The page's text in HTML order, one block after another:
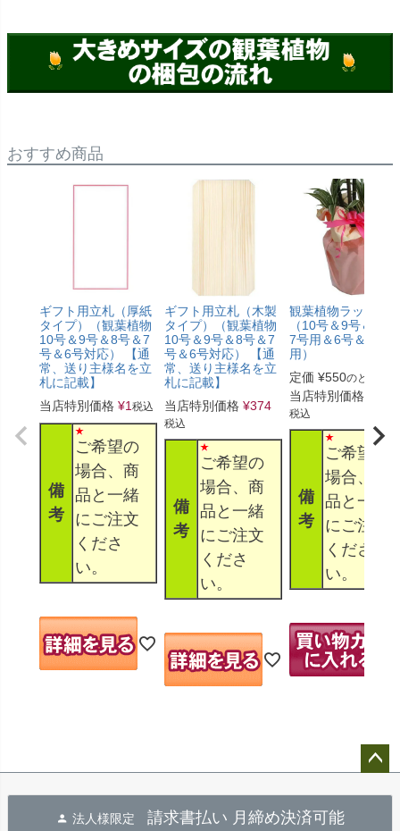
おすすめ商品
ギフト用立札（厚紙
タイプ）（観葉植物
10号＆9号＆8号＆7
号＆6号対応） 【通
常、送り主様名を立
札に記載】
当店特別価格 ¥1 税込
備
考
ご希望の
場合、商
品と一緒
にご注文
くださ
い。
ギフト用立札（木製
タイプ）（観葉植物
10号＆9号＆8号＆7
号＆6号対応） 【通
常、送り主様名を立
札に記載】
当店特別価格 ¥374
税込
備
考
ご希望の
場合、商
品と一緒
にご注文
くださ
い。
観葉植物ラッピン
（10号＆9号＆8号
7号用＆6号＆5号
用）
定価 ¥550のところ
当店特別価格
税込
備
考
ご希望の
場合、商
品と一緒
にご注文
くださ
い。
法人様限定 請求書払い 月締め決済可能